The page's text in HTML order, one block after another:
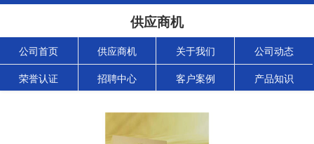
供应商机
公司首页 供应商机 关于我们 公司动态
荣誉认证 招聘中心 客户案例 产品知识